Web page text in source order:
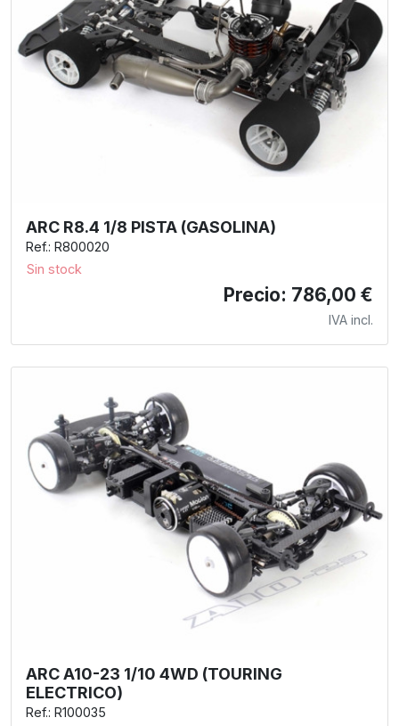
ARC R8.4 1/8 PISTA (GASOLINA)
Ref.: R800020
Sin stock
Precio: 786,00 €
IVA incl.
ARC A10-23 1/10 4WD (TOURING
ELECTRICO)
Ref.: R100035